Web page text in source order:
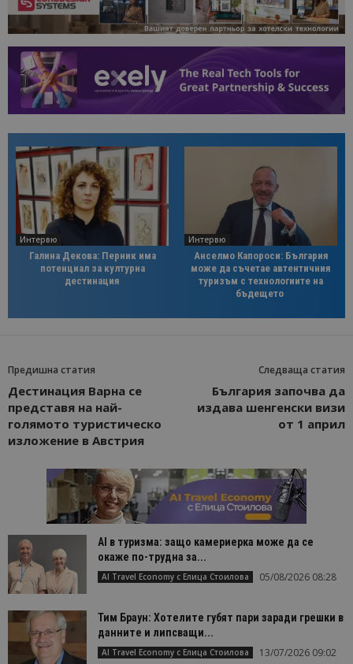
Интервю
Галина Декова: Перник има
потенциал за културна
дестинация
Интервю
Анселмо Капороси: България
може да съчетае автентичния
туризъм с технологиите на
бъдещето
Предишна статия
Дестинация Варна се
представя на най-
голямото туристическо
изложение в Австрия
Следваща статия
България започва да
издава шенгенски визи
от 1 април
AI в туризма: защо камериерка може да се
окаже по-трудна за...
AI Travel Economy с Елица Стоилова 05/08/2026 08:28
Тим Браун: Хотелите губят пари заради грешки в
данните и липсващи...
AI Travel Economy с Елица Стоилова 13/07/2026 09:02